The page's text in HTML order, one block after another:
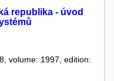
republika - úvod
volume: 1997, edition: